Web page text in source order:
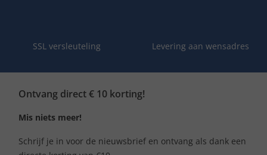
SSL versleuteling Levering aan wensadres
Ontvang direct € 10 korting!
Mis niets meer!
Schrijf je in voor de nieuwsbrief en ontvang als dank een